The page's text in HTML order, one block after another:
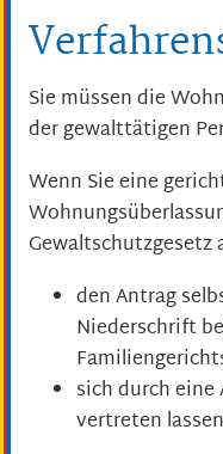
Sie müssen die
der gewalttätigen
Wenn Sie eine
Gewaltschutzgesetz
den Antrag
Niederschrift
sich durch
vertreten